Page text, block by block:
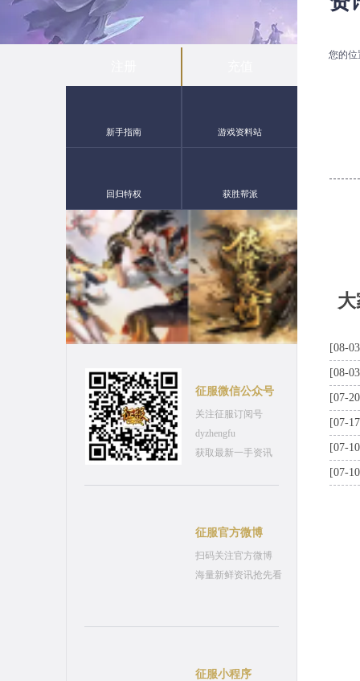
新手指南 游戏资料站
回归特权 获胜帮派
征服微信公众号
关注征服订阅号
dyzhengfu
获取最新一手资讯
征服官方微博
扫码关注官方微博
海量新鲜资讯抢先看
征服小程序
您的位
[08-
[08-
[07-
[07-
[07-
[07-